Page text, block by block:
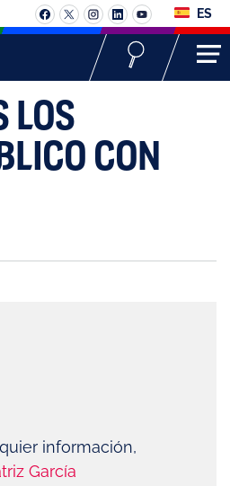
ES
LOS
CON
información,
García